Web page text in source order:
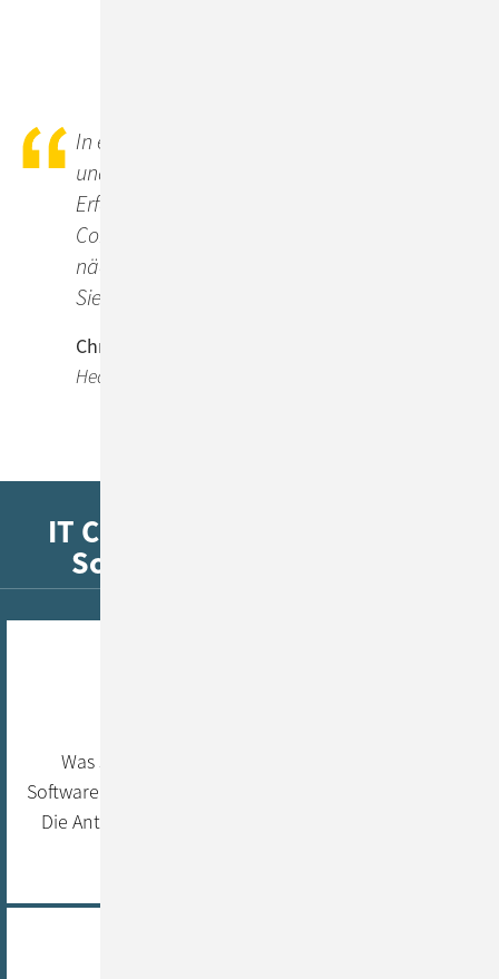
In einem hart umkämpften Markt sind schnelle
und innovative Lösungen der Schlüssel zum
Erfolg. Vertrauen Sie auf unsere erfahrenen
Consultants, um Ihre IT-Projekte auf das
nächste Level zu heben. Gemeinsam führen wir
Sie zu nachhaltigem Businesserfolg.
Christoph Ehlers
Head of Custom IT Solutions
IT Consulting & Design - Erste
Schritte zu Ihrem Produkt
Was sind die expliziten Anforderungen an Ihre
Software und welches Ziel wollen Sie damit verfolgen?
Die Antworten erarbeiten wir gemeinsam in einem